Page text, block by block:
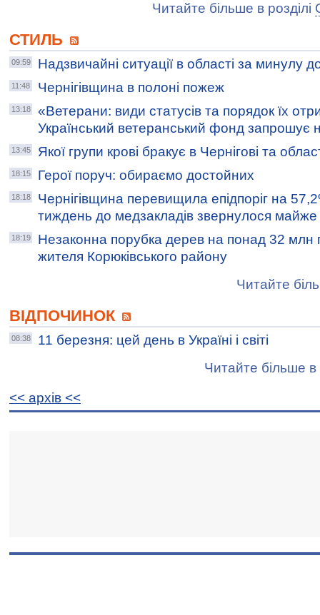
Читайте більше в розділі
СТИЛЬ
09:59 Надзвичайні ситуації в області за минулу
11:48 Чернігівщина в полоні пожеж
13:18
«Ветерани: види статусів та порядок їх
Український ветеранський фонд запрошує
13:45 Якої групи крові бракує в Чернігові та
18:15 Герої поруч: обираємо достойних
18:18
Чернігівщина перевищила епідпоріг на
тиждень до медзакладів звернулося майже
18:19
Незаконна порубка дерев на понад 32 млн
жителя Корюківського району
Читайте
ВІДПОЧИНОК
08:38
11 березня: цей день в Україні і світі
Читайте більше в
<< архiв <<